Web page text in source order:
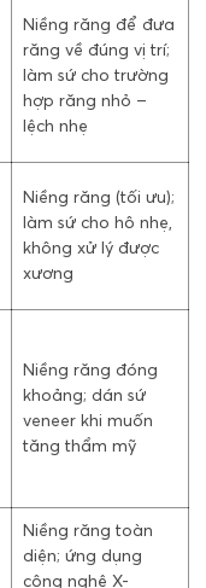
Niềng răng để đưa
răng về đúng vị trí;
làm sứ cho trường
hợp răng nhỏ –
lệch nhẹ
Niềng răng (tối ưu);
làm sứ cho hô nhẹ,
không xử lý được
xương
Niềng răng đóng
khoảng; dán sứ
veneer khi muốn
tăng thẩm mỹ
Niềng răng toàn
diện; ứng dụng
công nghệ X-